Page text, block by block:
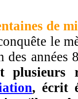
de
le
des
plusieurs
, écrit